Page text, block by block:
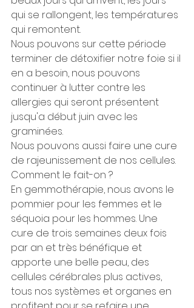
qui se rallongent, les températures
qui remontent.
Nous pouvons sur cette période
terminer de détoxifier notre foie si il
en a besoin, nous pouvons
continuer à lutter contre les
allergies qui seront présentent
jusqu'a début juin avec les
graminées.
Nous pouvons aussi faire une cure
de rajeunissement de nos cellules.
Comment le fait-on ?
En gemmothérapie, nous avons le
pommier pour les femmes et le
séquoia pour les hommes. Une
cure de trois semaines deux fois
par an et très bénéfique et
apporte une belle peau, des
cellules cérébrales plus actives,
tous nos systèmes et organes en